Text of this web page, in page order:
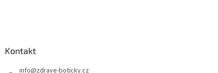
Kontakt
info@zdrave-boticky.cz